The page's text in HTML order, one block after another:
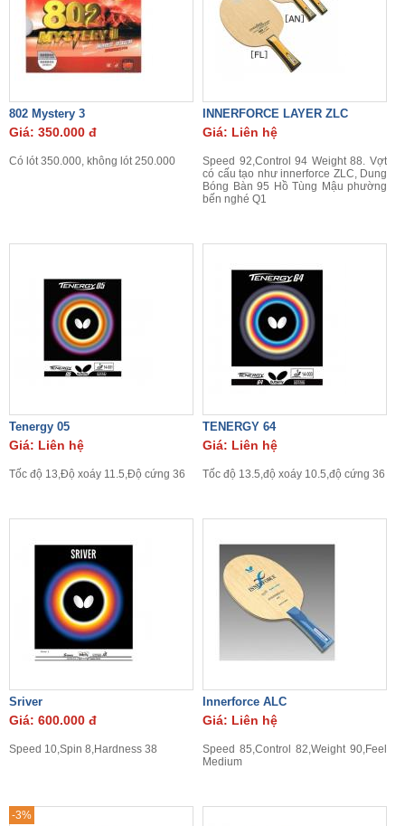
802 Mystery 3
Giá: 350.000 đ
Có lót 350.000, không lót 250.000
INNERFORCE LAYER ZLC
Giá: Liên hệ
Speed 92,Control 94 Weight 88. Vợt
có cấu tạo như innerforce ZLC, Dung
Bóng Bàn 95 Hồ Tùng Mậu phường
bến nghé Q1
Tenergy 05
Giá: Liên hệ
Tốc độ 13,Độ xoáy 11.5,Độ cứng 36
TENERGY 64
Giá: Liên hệ
Tốc độ 13.5,độ xoáy 10.5,độ cứng 36
Sriver
Giá: 600.000 đ
Speed 10,Spin 8,Hardness 38
Innerforce ALC
Giá: Liên hệ
Speed 85,Control 82,Weight 90,Feel
Medium
-3%